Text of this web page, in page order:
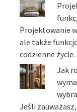
Projektowanie
ale także
codzienne
Jak
Jeśli